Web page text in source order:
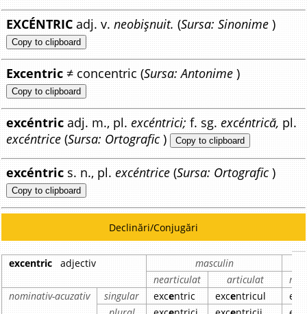
EXCÉNTRIC adj. v.neobișnuit. (Sursa: Sinonime )
Copy to clipboard
Excentric ≠ concentric (Sursa: Antonime )
Copy to clipboard
excéntric adj. m., pl.excéntrici; f. sg.excéntrică, pl.
excéntrice (Sursa: Ortografic ) Copy to clipboard
excéntric s. n., pl.excéntrice (Sursa: Ortografic )
Copy to clipboard
Declinări/Conjugări
excentric adjectiv
masculin
nearticulat
articulat
nominativ-acuzativ
singular excentric excentricul exc